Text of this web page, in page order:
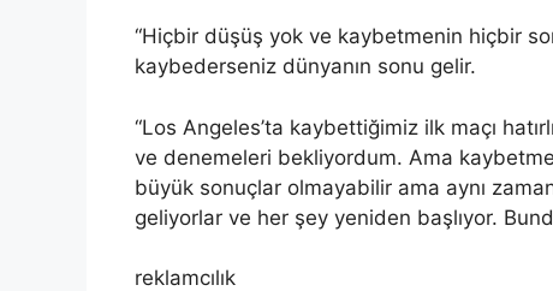
“Hiçbir düşüş yok ve kaybetmenin hiçbir
kaybederseniz dünyanın sonu gelir.
“Los Angeles’ta kaybettiğimiz ilk maçı
ve denemeleri bekliyordum. Ama
büyük sonuçlar olmayabilir ama aynı
geliyorlar ve her şey yeniden başlıyor.
reklamcılık